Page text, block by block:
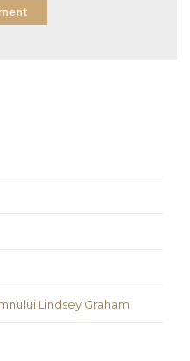
Lindsey Graham